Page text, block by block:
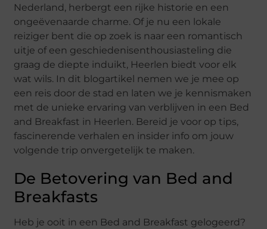
Nederland, herbergt een rijke historie en een
ongeëvenaarde charme. Of je nu een lokale
reiziger bent die op zoek is naar een romantisch
uitje of een geschiedenisenthousiasteling die
graag de diepte induikt, Heerlen biedt voor elk
wat wils. In dit blogartikel nemen we je mee op
een reis door de stad en laten we je kennismaken
met de unieke ervaring van verblijven in een Bed
and Breakfast in Heerlen. Bereid je voor op tips,
fascinerende verhalen en insider info om jouw
volgende trip onvergetelijk te maken.
De Betovering van Bed and
Breakfasts
Heb je ooit in een Bed and Breakfast gelogeerd?